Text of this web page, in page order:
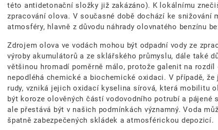
této antidetonační složky již zakázáno). K lokálnímu
zpracování olova. V současné době dochází ke snižování
atmosféry, hlavně z důvodu náhrady olovnatého benzínu
Zdrojem olova ve vodách mohou být odpadní vody ze
výroby akumulátorů a ze sklářského průmyslu, dále také
většinou hromadí poměrně málo, protože galenit na
nepodléhá chemické a biochemické oxidaci. V případě,
rudy, vzniká jejich oxidací kyselina sírová, která mobilitu
být koroze olověných částí vodovodního potrubí a pájené
ale přestává být v našich podmínkách významný. Voda
špatně zabezpečených skládek a atmosférickou depozicí.